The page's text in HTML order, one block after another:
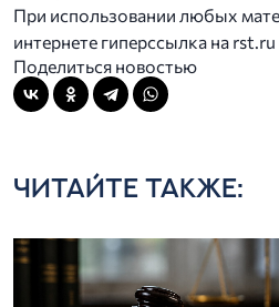
При использовании любых
интернете гиперссылка на rst.ru
Поделиться новостью
ЧИТАЙТЕ ТАКЖЕ: